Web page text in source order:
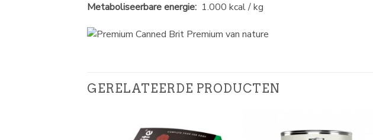
Metaboliseerbare energie: 1.000 kcal / kg
GERELATEERDE PRODUCTEN